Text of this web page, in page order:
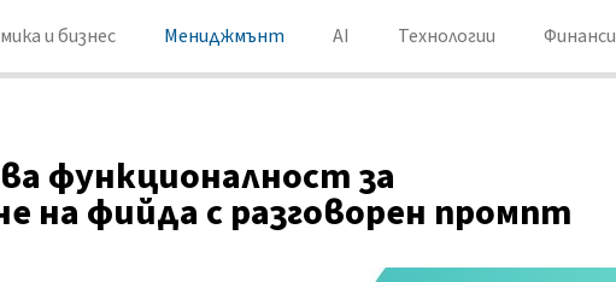
и бизнес Мениджмънт AI Технологии Финанси
функционалност за
на фийда с разговорен промпт